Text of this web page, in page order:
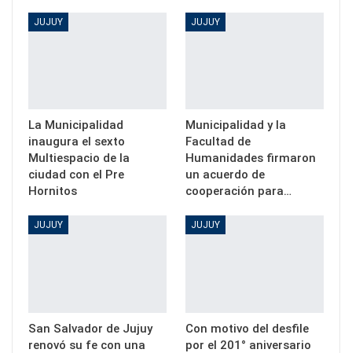
JUJUY
La Municipalidad
inaugura el sexto
Multiespacio de la
ciudad con el Pre
Hornitos
JUJUY
Municipalidad y la
Facultad de
Humanidades firmaron
un acuerdo de
cooperación para…
JUJUY
San Salvador de Jujuy
renovó su fe con una
JUJUY
Con motivo del desfile
por el 201° aniversario